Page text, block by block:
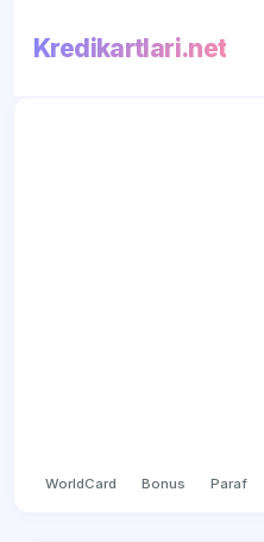
Kredikartlari.net
WorldCard Bonus Paraf